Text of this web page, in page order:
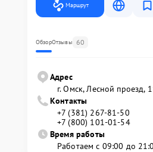
Маршрут
ОбзорОтзывы 60
Адрес
г. Омск, ​Лесной проезд,
Контакты
+7 (381) 267-81-50
+7 (800) 101-01-54
Время работы
Работаем с 09:00 до